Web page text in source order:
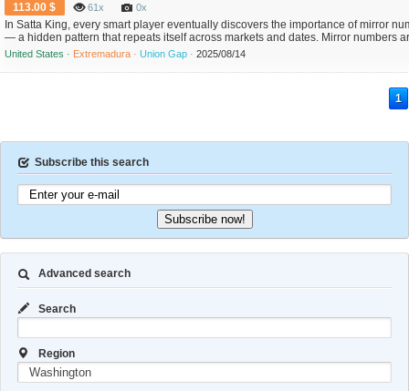
113.00 $ 61x 0x
In Satta King, every smart player eventually discovers the importance of mirror
— a hidden pattern that repeats itself across markets and dates. Mirror numbers
pairs that often reflect each other in chart history, creating opportunities for more
accurate guessing. While luck will always play a role, using mirror logic gives your
guess s...
United States · Extremadura · Union Gap · 2025/08/14
1
Subscribe this search
Subscribe now!
Advanced search
Search
Region